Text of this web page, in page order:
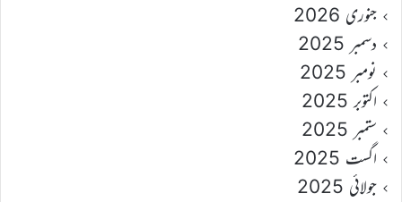
جنوری 2026
دسمبر 2025
نومبر 2025
اکتوبر 2025
ستمبر 2025
اگست 2025
جولائی 2025